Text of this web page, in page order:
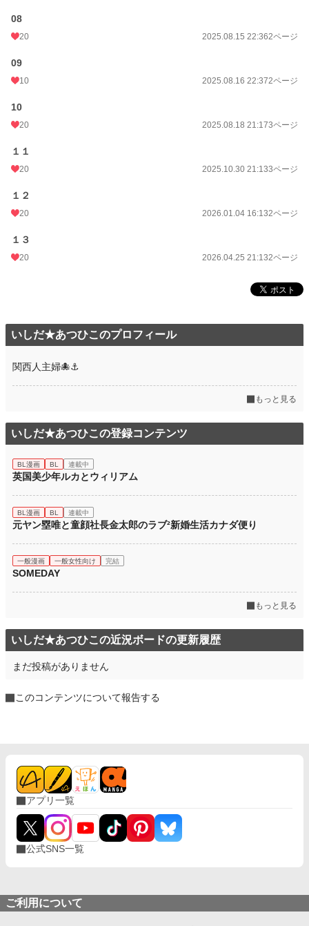
08
20 2025.08.15 22:362ページ
09
10 2025.08.16 22:372ページ
10
20 2025.08.18 21:173ページ
１１
20 2025.10.30 21:133ページ
１２
20 2026.01.04 16:132ページ
１３
20 2026.04.25 21:132ページ
いしだ★あつひこのプロフィール
関西人主婦🐙⚓
もっと見る
いしだ★あつひこの登録コンテンツ
BL漫画 BL 連載中
英国美少年ルカとウィリアム
BL漫画 BL 連載中
元ヤン塁唯と童顔社長金太郎のラブ²新婚生活カナダ便り
一般漫画 一般女性向け 完結
SOMEDAY
もっと見る
いしだ★あつひこの近況ボードの更新履歴
まだ投稿がありません
このコンテンツについて報告する
アプリ一覧
公式SNS一覧
ご利用について